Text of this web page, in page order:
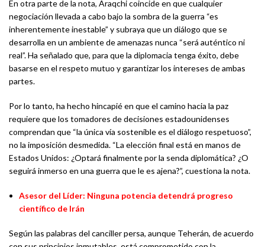
En otra parte de la nota, Araqchi coincide en que cualquier
negociación llevada a cabo bajo la sombra de la guerra “es
inherentemente inestable” y subraya que un diálogo que se
desarrolla en un ambiente de amenazas nunca “será auténtico ni
real”. Ha señalado que, para que la diplomacia tenga éxito, debe
basarse en el respeto mutuo y garantizar los intereses de ambas
partes.
Por lo tanto, ha hecho hincapié en que el camino hacia la paz
requiere que los tomadores de decisiones estadounidenses
comprendan que “la única vía sostenible es el diálogo respetuoso”,
no la imposición desmedida. “La elección final está en manos de
Estados Unidos: ¿Optará finalmente por la senda diplomática? ¿O
seguirá inmerso en una guerra que le es ajena?”, cuestiona la nota.
Asesor del Líder: Ninguna potencia detendrá progreso
científico de Irán
Según las palabras del canciller persa, aunque Teherán, de acuerdo